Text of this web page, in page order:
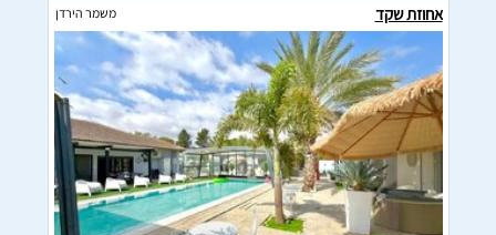
אחוזת שקד משמר הירדן